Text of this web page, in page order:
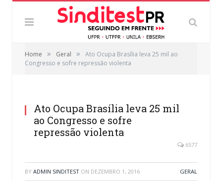
Home » Geral »
Ato Ocupa Brasília leva 25 mil ao
Congresso e sofre repressão violenta
Ato Ocupa Brasília leva 25 mil
ao Congresso e sofre
repressão violenta
6577
BY ADMIN SINDITEST ON DEZEMBRO 1, 2016 GERAL